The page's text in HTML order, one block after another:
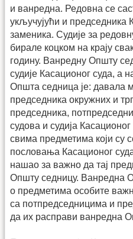
и ванредна. Редовна се
укључујући и председника
заменика. Судије за
бирале коцком на крају
годину. Ванредну Општу
судије Касационог суда, а
Општа седница је:
председника окружних и
председника,
судова и судија
свима предметима који су
пословања Касационог
нашао за важно да тај
Општу седницу. Ванредна
о предметима особите
са потпредседницима и
да их расправи ванредна